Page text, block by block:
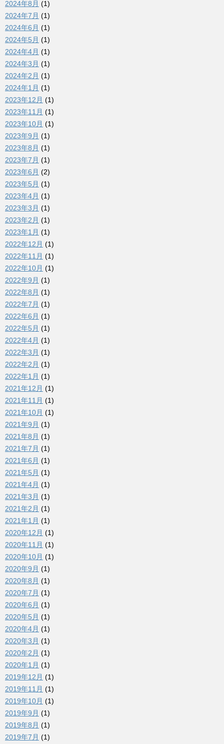
2024年8月 (1)
2024年7月 (1)
2024年6月 (1)
2024年5月 (1)
2024年4月 (1)
2024年3月 (1)
2024年2月 (1)
2024年1月 (1)
2023年12月 (1)
2023年11月 (1)
2023年10月 (1)
2023年9月 (1)
2023年8月 (1)
2023年7月 (1)
2023年6月 (2)
2023年5月 (1)
2023年4月 (1)
2023年3月 (1)
2023年2月 (1)
2023年1月 (1)
2022年12月 (1)
2022年11月 (1)
2022年10月 (1)
2022年9月 (1)
2022年8月 (1)
2022年7月 (1)
2022年6月 (1)
2022年5月 (1)
2022年4月 (1)
2022年3月 (1)
2022年2月 (1)
2022年1月 (1)
2021年12月 (1)
2021年11月 (1)
2021年10月 (1)
2021年9月 (1)
2021年8月 (1)
2021年7月 (1)
2021年6月 (1)
2021年5月 (1)
2021年4月 (1)
2021年3月 (1)
2021年2月 (1)
2021年1月 (1)
2020年12月 (1)
2020年11月 (1)
2020年10月 (1)
2020年9月 (1)
2020年8月 (1)
2020年7月 (1)
2020年6月 (1)
2020年5月 (1)
2020年4月 (1)
2020年3月 (1)
2020年2月 (1)
2020年1月 (1)
2019年12月 (1)
2019年11月 (1)
2019年10月 (1)
2019年9月 (1)
2019年8月 (1)
2019年7月 (1)